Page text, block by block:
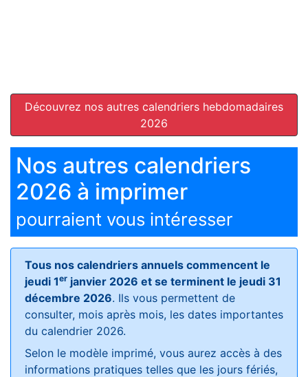
Découvrez nos autres calendriers hebdomadaires
2026
Nos autres calendriers
2026 à imprimer
pourraient vous intéresser
Tous nos calendriers annuels commencent le
jeudi 1er janvier 2026 et se terminent le jeudi 31
décembre 2026. Ils vous permettent de
consulter, mois après mois, les dates importantes
du calendrier 2026.
Selon le modèle imprimé, vous aurez accès à des
informations pratiques telles que les jours fériés,